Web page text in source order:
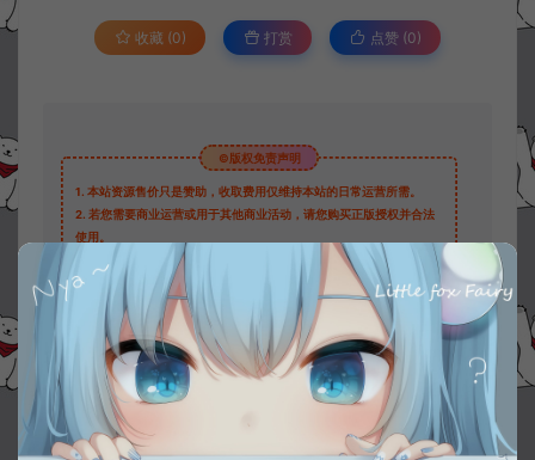
收藏 (0) 打赏 点赞 (0)
©版权免责声明
1. 本站资源售价只是赞助，收取费用仅维持本站的日常运营所需。
2. 若您需要商业运营或用于其他商业活动，请您购买正版授权并合法
使用。
如果本站有侵犯、不妥之处的资源，请在网站右边客服联系我们。
将会第一时间解决！
本站提供的所有资源仅供参考学习使用，不存在任何商业目的与商
业用途，请大家不要用于商用！
侵权联系邮箱：32838727@qq.com
阿泽源码网 教程补丁 8.0.6版本面板MySQL数据库密码免规则
修改教程 https://www.lyzwlkj.vip/30899/hybk/jcbd/